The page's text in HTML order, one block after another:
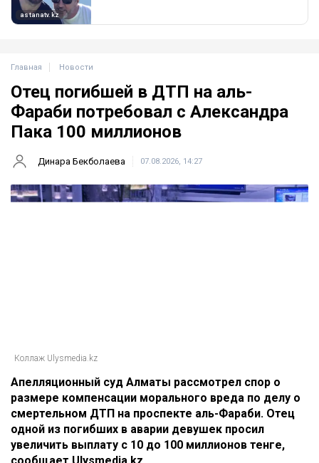
Главная Новости
Отец погибшей в ДТП на аль-
Фараби потребовал с Александра
Пака 100 миллионов
Динара Бекболаева 07.08.2026, 14:27
Коллаж Ulysmedia.kz
Апелляционный суд Алматы рассмотрел спор о
размере компенсации морального вреда по делу о
смертельном ДТП на проспекте аль-Фараби. Отец
одной из погибших в аварии девушек просил
увеличить выплату с 10 до 100 миллионов тенге,